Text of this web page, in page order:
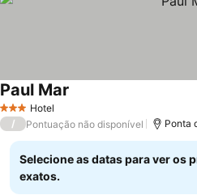
3 EstrelasHotel
Paul Mar
/ Pontuação não disponível Ponta
Selecione as datas para ver os
exatos.